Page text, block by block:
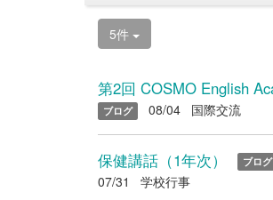
5件
ブログ 08/04 国際交流
保健講話（1年次） ブログ
07/31 学校行事